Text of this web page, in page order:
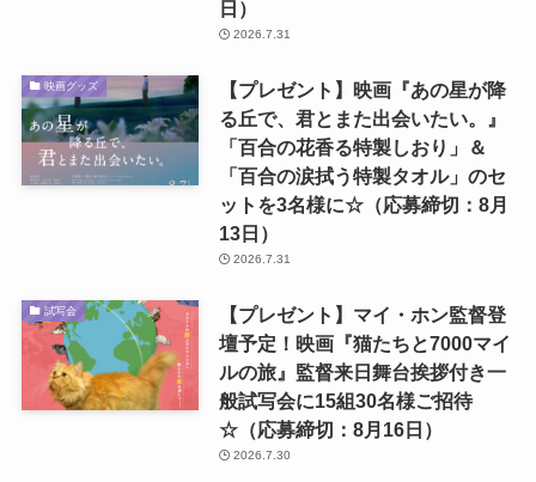
日）
2026.7.31
映画グッズ
【プレゼント】映画『あの星が降
る丘で、君とまた出会いたい。』
「百合の花香る特製しおり」＆
「百合の涙拭う特製タオル」のセ
ットを3名様に☆（応募締切：8月
13日）
2026.7.31
試写会
【プレゼント】マイ・ホン監督登
壇予定！映画『猫たちと7000マイ
ルの旅』監督来日舞台挨拶付き一
般試写会に15組30名様ご招待
☆（応募締切：8月16日）
2026.7.30